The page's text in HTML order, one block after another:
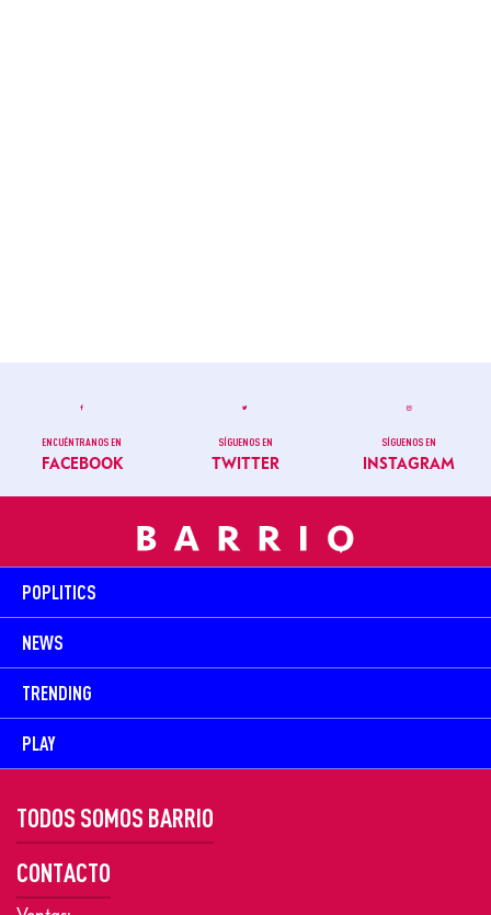
ENCUÉNTRANOS EN
FACEBOOK
SÍGUENOS EN
TWITTER
SÍGUENOS EN
INSTAGRAM
POPLITICS
NEWS
TRENDING
PLAY
TODOS SOMOS BARRIO
CONTACTO